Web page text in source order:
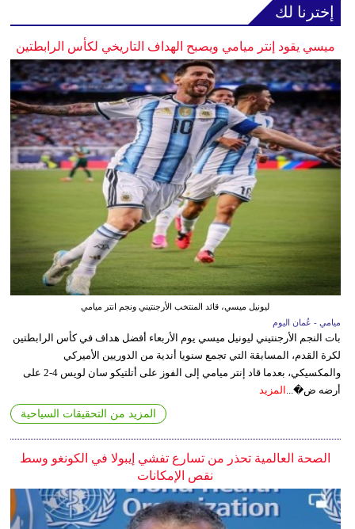
إخترنا لك
ميسي يقود إنتر ميامي ويصبح الهداف التاريخي لكأس الرابطتين
ليونيل ميسي، قائد المنتخب الأرجنتيني ونجم انتر ميامي
ميامي - عُمان اليوم
بات النجم الأرجنتيني ليونيل ميسي يوم الأربعاء أفضل هداف في كأس الرابطتين
لكرة القدم، المسابقة التي تجمع سنويا أندية من الدوريين الأميركي
والمكسيكي، بعدما قاد إنتر ميامي إلى الفوز على أتلتيكو سان لويس 4-2 على
أرضه ض�... المزيد
المزيد من التحقيقات السياحية
الصحة العالمية تحذر من تسارع تفشي إيبولا في الكونغو وسط
نقص الإمكانات